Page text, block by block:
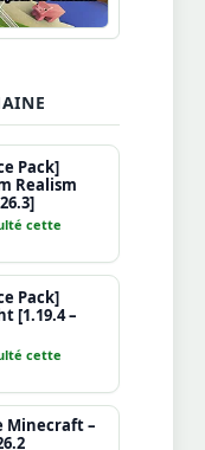
Pack]
Realism
cette
Pack]
[1.19.4 –
cette
Minecraft –